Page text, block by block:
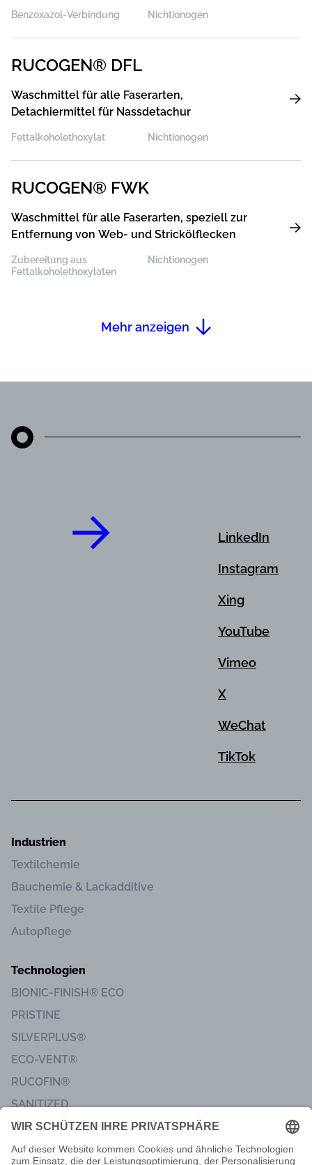
Benzoxazol-Verbindung Nichtionogen
RUCOGEN® DFL
Waschmittel für alle Faserarten,
Detachiermittel für Nassdetachur
Fettalkoholethoxylat Nichtionogen
RUCOGEN® FWK
Waschmittel für alle Faserarten, speziell zur
Entfernung von Web- und Strickölflecken
Zubereitung aus
Fettalkoholethoxylaten
Nichtionogen
Mehr anzeigen
LinkedIn
Instagram
Xing
YouTube
Vimeo
X
WeChat
TikTok
Industrien
Textilchemie
Bauchemie & Lackadditive
Textile Pflege
Autopflege
Technologien
BIONIC-FINISH® ECO
PRISTINE
SILVERPLUS®
ECO-VENT®
RUCOFIN®
SANITIZED